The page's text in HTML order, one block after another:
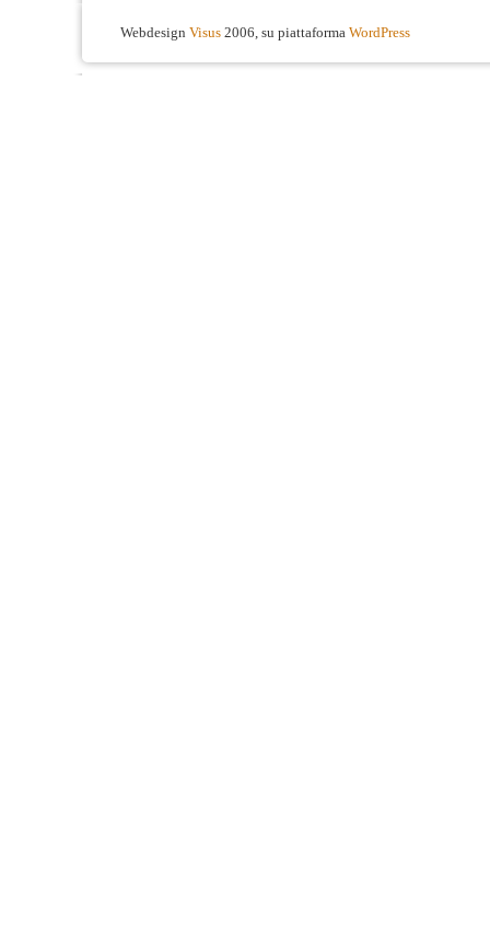
Webdesign Visus 2006, su piattaforma WordPress